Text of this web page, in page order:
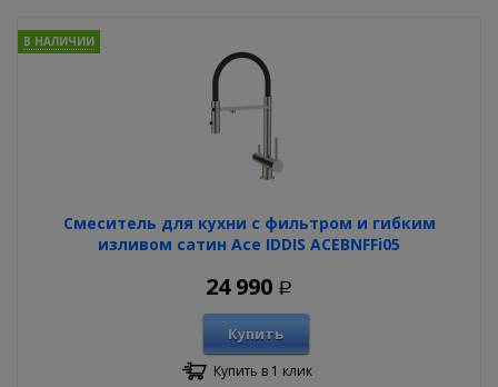
Смеситель для кухни с фильтром и гибким
изливом сатин Ace IDDIS ACEBNFFi05
В НАЛИЧИИ
24 990 Р
Купить
Купить в 1 клик